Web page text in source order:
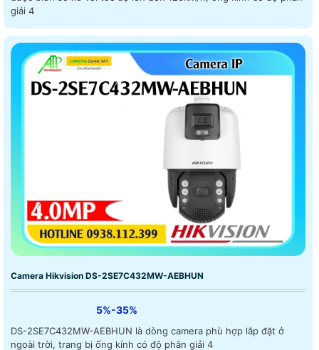
giải 4
Camera Hikvision DS-2SE7C432MW-AEBHUN
5%-35%
DS-2SE7C432MW-AEBHUN là dòng camera phù hợp lắp đặt ở
ngoài trời, trang bị ống kính có độ phân giải 4